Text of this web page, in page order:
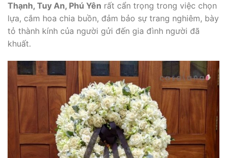
Thạnh, Tuy An, Phú Yên rất cẩn trọng trong việc chọn
lựa, cắm hoa chia buồn, đảm bảo sự trang nghiêm, bày
tỏ thành kính của người gửi đến gia đình người đã
khuất.